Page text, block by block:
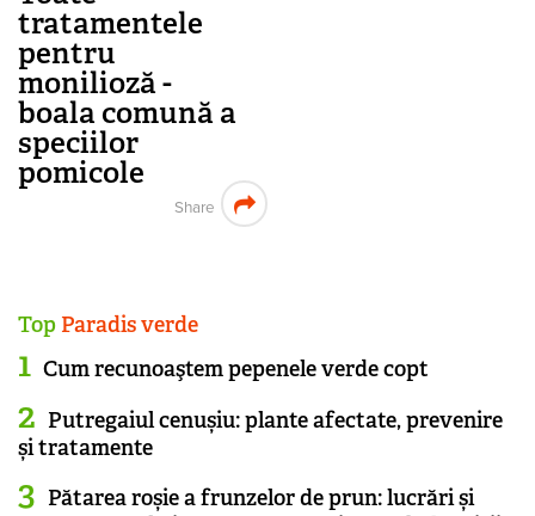
tratamentele
pentru
monilioză -
boala comună a
speciilor
pomicole
Share
Top Paradis verde
Cum recunoaştem pepenele verde copt
Putregaiul cenușiu: plante afectate, prevenire
și tratamente
Pătarea roșie a frunzelor de prun: lucrări și